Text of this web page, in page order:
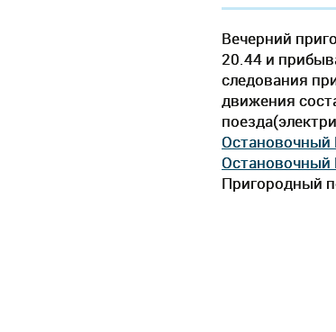
Вечерний
20.44 и
следования
движения
Остановочный
Остановочный
Пригородный